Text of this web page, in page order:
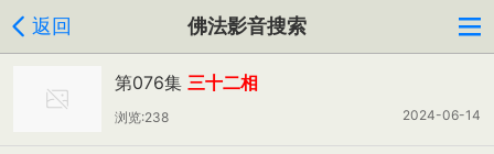
返回 佛法影音搜索
第076集 三十二相
2024-06-14
浏览:238